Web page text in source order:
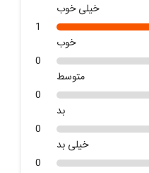
خیلی خوب
1
خوب
0
متوسط
0
بد
0
خیلی بد
0